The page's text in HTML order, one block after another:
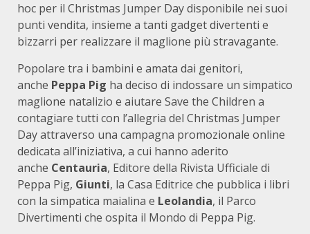
hoc per il Christmas Jumper Day disponibile nei suoi
punti vendita, insieme a tanti gadget divertenti e
bizzarri per realizzare il maglione più stravagante.
Popolare tra i bambini e amata dai genitori,
anche Peppa Pig ha deciso di indossare un simpatico
maglione natalizio e aiutare Save the Children a
contagiare tutti con l’allegria del Christmas Jumper
Day attraverso una campagna promozionale online
dedicata all’iniziativa, a cui hanno aderito
anche Centauria, Editore della Rivista Ufficiale di
Peppa Pig, Giunti, la Casa Editrice che pubblica i libri
con la simpatica maialina e Leolandia, il Parco
Divertimenti che ospita il Mondo di Peppa Pig.